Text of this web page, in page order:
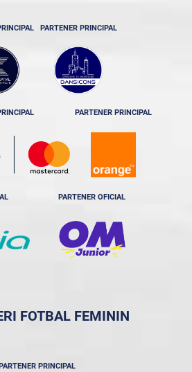
PARTENER PRINCIPAL
PARTENER PRINCIPAL
PARTENER OFICIAL
FOTBAL FEMININ
PRINCIPAL